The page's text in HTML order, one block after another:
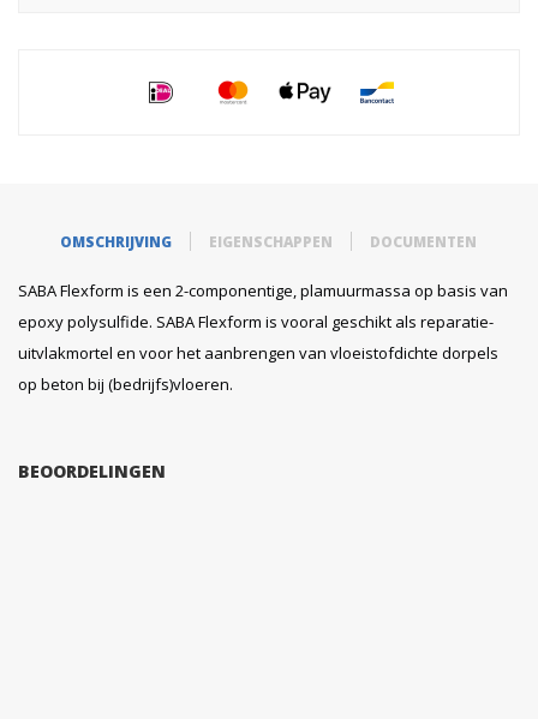
OMSCHRIJVING EIGENSCHAPPEN DOCUMENTEN
SABA Flexform is een 2-componentige, plamuurmassa op basis van
epoxy polysulfide. SABA Flexform is vooral geschikt als reparatie-
uitvlakmortel en voor het aanbrengen van vloeistofdichte dorpels
op beton bij (bedrijfs)vloeren.
BEOORDELINGEN